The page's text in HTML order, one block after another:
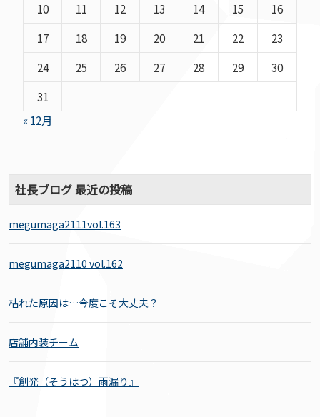
10
11 12 13 14 15
16
17
18 19 20 21 22
23
24
25 26 27 28 29
30
31
« 12月
社長ブログ 最近の投稿
megumaga2111vol.163
megumaga2110 vol.162
枯れた原因は…今度こそ大丈夫？
店舗内装チーム
『創発（そうはつ）雨漏り』